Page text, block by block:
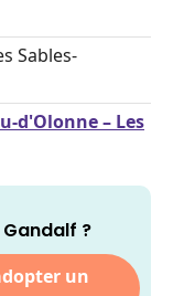
Sables-
d'Olonne – Les
?
un